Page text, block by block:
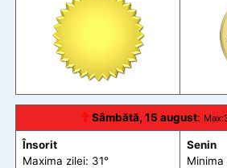
🕆 Sâmbătă, 15 august: Max
Însorit
Maxima zilei: 31°
Senin
Minima